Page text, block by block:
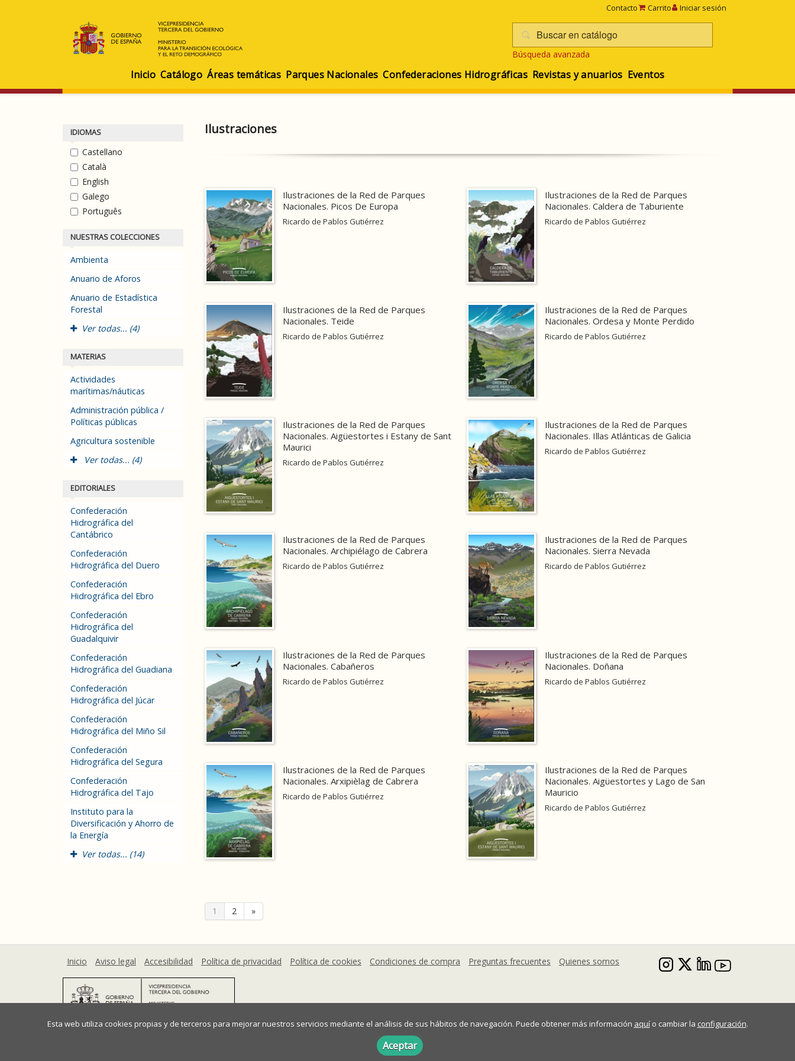
Contacto Carrito Iniciar sesión
Búsqueda avanzada
Inicio Catálogo Áreas temáticas Parques Nacionales Confederaciones Hidrográficas Revistas y anuarios Eventos
IDIOMAS
Castellano
Català
English
Galego
Português
NUESTRAS COLECCIONES
Ambienta
Anuario de Aforos
Anuario de Estadística
Forestal
Ver todas... (4)
MATERIAS
Actividades
marítimas/náuticas
Administración pública /
Políticas públicas
Agricultura sostenible
Ver todas... (4)
EDITORIALES
Confederación
Hidrográfica del
Cantábrico
Confederación
Hidrográfica del Duero
Confederación
Hidrográfica del Ebro
Confederación
Hidrográfica del
Guadalquivir
Confederación
Hidrográfica del Guadiana
Confederación
Hidrográfica del Júcar
Confederación
Hidrográfica del Miño Sil
Confederación
Hidrográfica del Segura
Confederación
Hidrográfica del Tajo
Instituto para la
Diversificación y Ahorro de
la Energía
Ver todas... (14)
Ilustraciones
Ilustraciones de la Red de Parques
Nacionales. Picos De Europa
Ricardo de Pablos Gutiérrez
Ilustraciones de la Red de Parques
Nacionales. Caldera de Taburiente
Ricardo de Pablos Gutiérrez
Ilustraciones de la Red de Parques
Nacionales. Teide
Ricardo de Pablos Gutiérrez
Ilustraciones de la Red de Parques
Nacionales. Ordesa y Monte Perdido
Ricardo de Pablos Gutiérrez
Ilustraciones de la Red de Parques
Nacionales. Aigüestortes i Estany de Sant
Maurici
Ricardo de Pablos Gutiérrez
Ilustraciones de la Red de Parques
Nacionales. Illas Atlánticas de Galicia
Ricardo de Pablos Gutiérrez
Ilustraciones de la Red de Parques
Nacionales. Archipiélago de Cabrera
Ricardo de Pablos Gutiérrez
Ilustraciones de la Red de Parques
Nacionales. Sierra Nevada
Ricardo de Pablos Gutiérrez
Ilustraciones de la Red de Parques
Nacionales. Cabañeros
Ricardo de Pablos Gutiérrez
Ilustraciones de la Red de Parques
Nacionales. Doñana
Ricardo de Pablos Gutiérrez
Ilustraciones de la Red de Parques
Nacionales. Arxipièlag de Cabrera
Ricardo de Pablos Gutiérrez
Ilustraciones de la Red de Parques
Nacionales. Aigüestortes y Lago de San
Mauricio
Ricardo de Pablos Gutiérrez
1 2 »
Inicio Aviso legal Accesibilidad Política de privacidad Política de cookies Condiciones de compra Preguntas frecuentes Quienes somos
Esta web utiliza cookies propias y de terceros para mejorar nuestros servicios mediante el análisis de sus hábitos de navegación. Puede obtener más información aquío cambiar la configuración.
Aceptar